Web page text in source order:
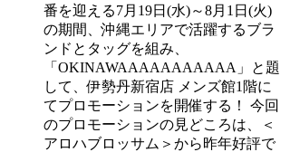
番を迎える7月19日(水)～8月1日(火)
の期間、沖縄エリアで活躍するブラ
ンドとタッグを組み、
「OKINAWAAAAAAAAAAA」と題
して、伊勢丹新宿店 メンズ館1階に
てプロモーションを開催する！ 今回
のプロモーションの見どころは、＜
アロハブロッサム＞から昨年好評で